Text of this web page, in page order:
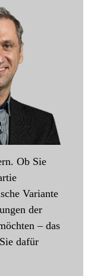
Ob Sie
Variante
der
– das
dafür